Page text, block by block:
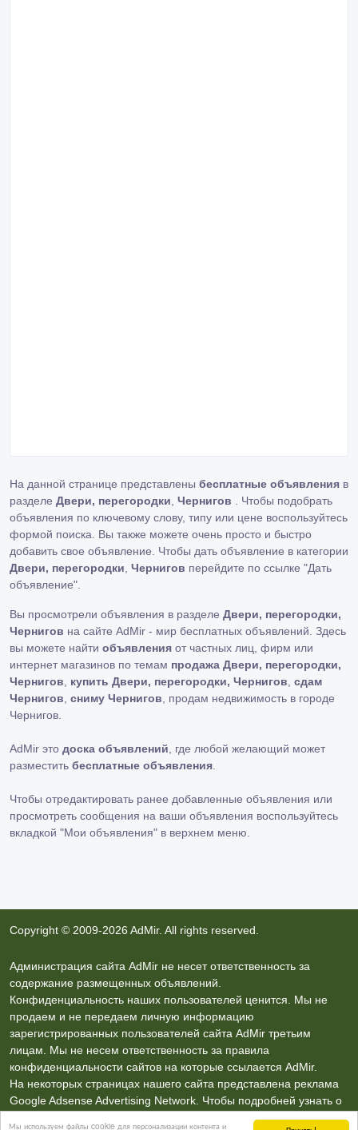
Мы используем файлы cookie для персонализации контента и
На данной странице представлены бесплатные объявления в
разделе Двери, перегородки, Чернигов . Чтобы подобрать
объявления по ключевому слову, типу или цене воспользуйтесь
формой поиска. Вы также можете очень просто и быстро
добавить свое объявление. Чтобы дать объявление в категории
Двери, перегородки, Чернигов перейдите по ссылке "Дать
объявление".
Вы просмотрели объявления в разделе Двери, перегородки,
Чернигов на сайте AdMir - мир бесплатных объявлений. Здесь
вы можете найти объявления от частных лиц, фирм или
интернет магазинов по темам продажа Двери, перегородки,
Чернигов, купить Двери, перегородки, Чернигов, сдам
Чернигов, сниму Чернигов, продам недвижимость в городе
Чернигов.
AdMir это доска объявлений, где любой желающий может
разместить бесплатные объявления.
Чтобы отредактировать ранее добавленные объявления или
просмотреть сообщения на ваши объявления воспользуйтесь
вкладкой "Мои объявления" в верхнем меню.
Copyright © 2009-2026 AdMir. All rights reserved.
Администрация сайта AdMir не несет ответственность за
содержание размещенных объявлений.
Конфиденциальность наших пользователей ценится. Мы не
продаем и не передаем личную информацию
зарегистрированных пользователей сайта AdMir третьим
лицам. Мы не несем ответственность за правила
конфиденциальности сайтов на которые ссылается AdMir.
На некоторых страницах нашего сайта представлена реклама
Google Adsense Advertising Network. Чтобы подробней узнать о
нажмите тут.